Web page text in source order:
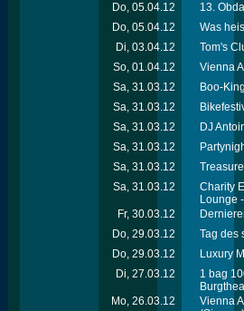
Do, 05.04.12
13.
Do, 05.04.12
Was
Di, 03.04.12
Tom's
So, 01.04.12
Vienna
Sa, 31.03.12
Boo-
Sa, 31.03.12
Sa, 31.03.12
DJ
Sa, 31.03.12
Sa, 31.03.12
Sa, 31.03.12
Charity
Lounge
Fr, 30.03.12
Do, 29.03.12
Tag des
Do, 29.03.12
Luxury
Di, 27.03.12
1 bag
Mo, 26.03.12
Vienna